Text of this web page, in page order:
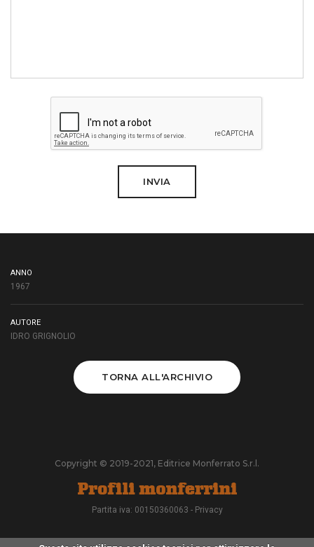
INVIA
ANNO
1967
AUTORE
IDRO GRIGNOLIO
TORNA ALL'ARCHIVIO
Copyright © 2019-2021, Editrice Monferrato S.r.l.
Partita iva: 00150360063 - Privacy